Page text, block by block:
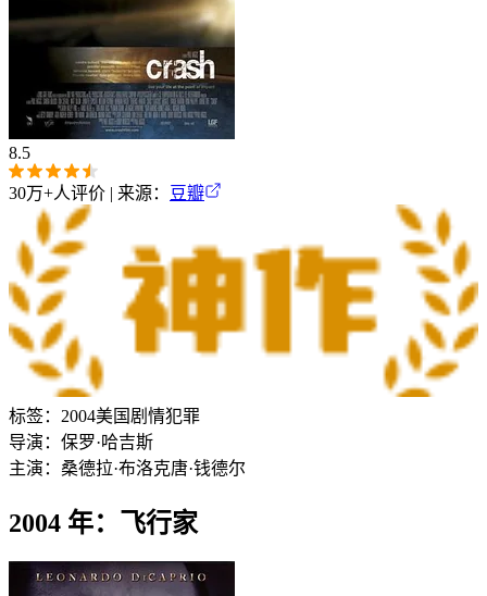
8.5
30万+人评价 | 来源： 豆瓣
标签： 2004美国 剧情犯罪
导演： 保罗·哈吉斯
主演： 桑德拉·布洛克唐·钱德尔
2004 年：飞行家